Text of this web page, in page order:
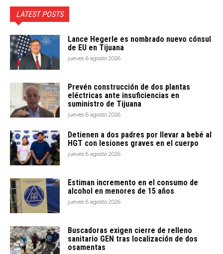
LATEST POSTS
Lance Hegerle es nombrado nuevo cónsul
de EU en Tijuana
jueves 6 agosto 2026
Prevén construcción de dos plantas
eléctricas ante insuficiencias en
suministro de Tijuana
jueves 6 agosto 2026
Detienen a dos padres por llevar a bebé al
HGT con lesiones graves en el cuerpo
jueves 6 agosto 2026
Estiman incremento en el consumo de
alcohol en menores de 15 años
jueves 6 agosto 2026
Buscadoras exigen cierre de relleno
sanitario GEN tras localización de dos
osamentas